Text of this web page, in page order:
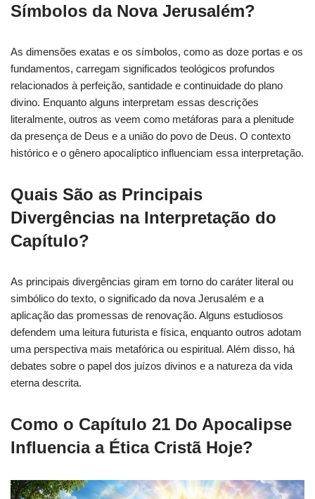
Símbolos da Nova Jerusalém?
As dimensões exatas e os símbolos, como as doze portas e os
fundamentos, carregam significados teológicos profundos
relacionados à perfeição, santidade e continuidade do plano
divino. Enquanto alguns interpretam essas descrições
literalmente, outros as veem como metáforas para a plenitude
da presença de Deus e a união do povo de Deus. O contexto
histórico e o gênero apocalíptico influenciam essa interpretação.
Quais São as Principais
Divergências na Interpretação do
Capítulo?
As principais divergências giram em torno do caráter literal ou
simbólico do texto, o significado da nova Jerusalém e a
aplicação das promessas de renovação. Alguns estudiosos
defendem uma leitura futurista e física, enquanto outros adotam
uma perspectiva mais metafórica ou espiritual. Além disso, há
debates sobre o papel dos juízos divinos e a natureza da vida
eterna descrita.
Como o Capítulo 21 Do Apocalipse
Influencia a Ética Cristã Hoje?